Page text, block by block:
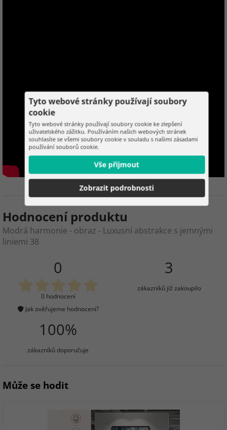
Hodnocení produktu
Modrá harmonie - obraz - Luxusní abstrakce s jemnými
liniemi 38
0
0 hodnocení
Jak ověřujeme hodnocení?
3
zákazníků již zakoupilo
100%
zákazníků doporučuje
Může se hodit
Tyto webové stránky používají soubory
cookie
Tyto webové stránky používají soubory cookie ke zlepšení
uživatelského zážitku. Používáním našich webových stránek
souhlasíte se všemi soubory cookie v souladu s našimi zásadami
používání souborů cookie.
Vše přijmout
Zobrazit podrobnosti